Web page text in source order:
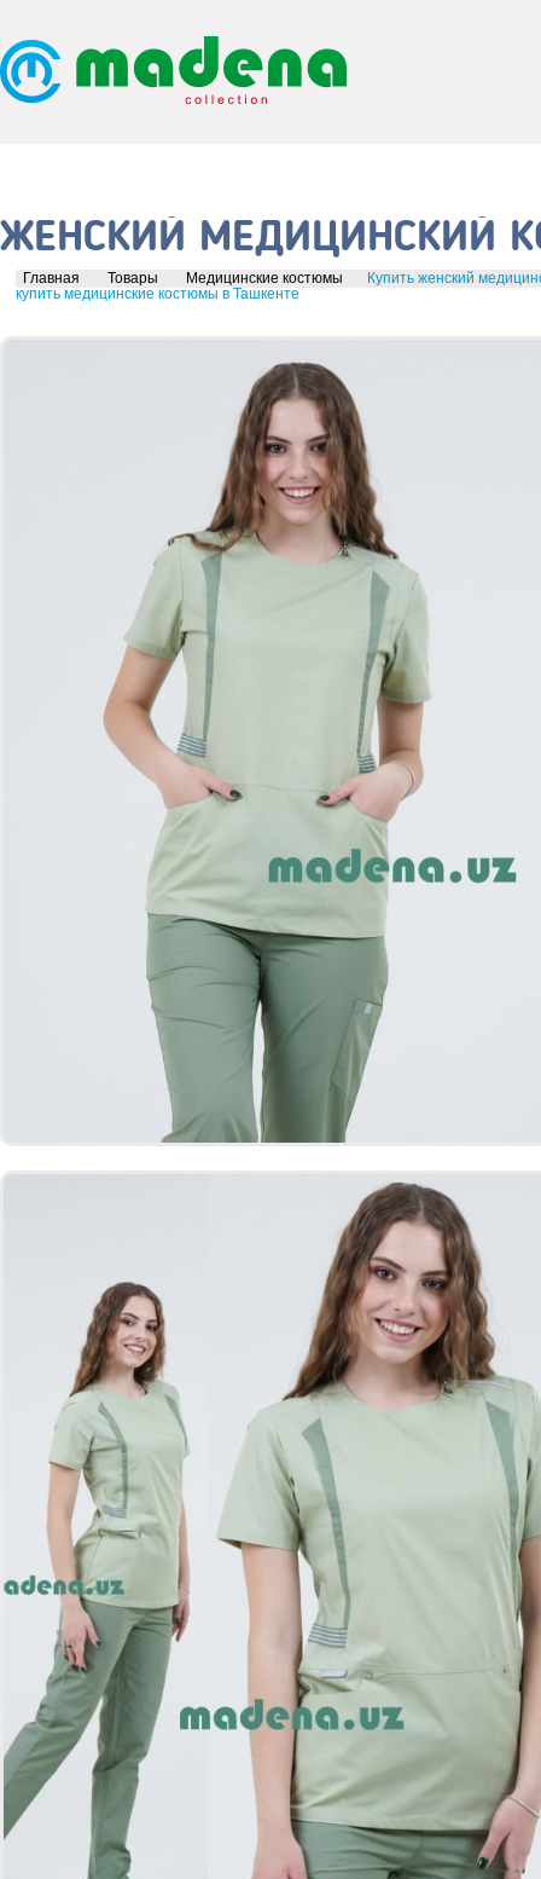
ЖЕНСКИЙ МЕДИЦИНСКИЙ
Главная Товары Медицинские костюмы
Купить женский
купить медицинские костюмы в Ташкенте